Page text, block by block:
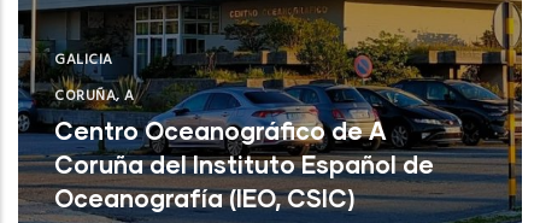
GALICIA
CORUÑA, A
Centro Oceanográfico de A
Coruña del Instituto Español de
Oceanografía (IEO, CSIC)